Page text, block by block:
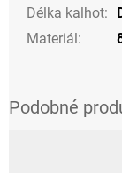
Délka kalhot:
Materiál: